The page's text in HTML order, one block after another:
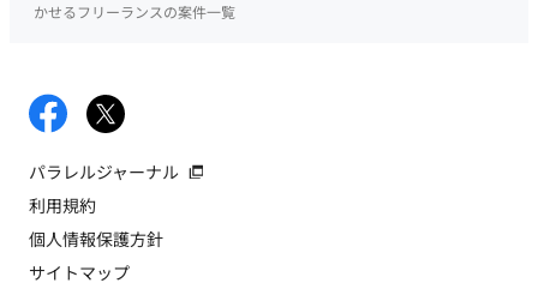
かせるフリーランスの案件一覧
パラレルジャーナル
利用規約
個人情報保護方針
サイトマップ